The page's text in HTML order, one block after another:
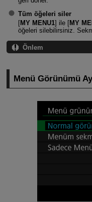
Tüm öğeleri siler
[MY MENU1] ile [MY
öğeleri silebilirsiniz.
Önlem
Menü Görünümü